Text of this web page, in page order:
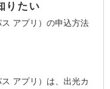
りたい
アプリ）の申込方法
アプリ）は、出光カ